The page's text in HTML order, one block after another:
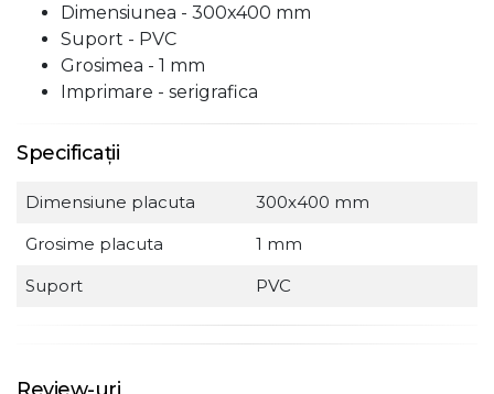
Dimensiunea - 300x400 mm
Suport - PVC
Grosimea - 1 mm
Imprimare - serigrafica
Specificații
Dimensiune placuta
300x400 mm
Grosime placuta
1 mm
Suport
PVC